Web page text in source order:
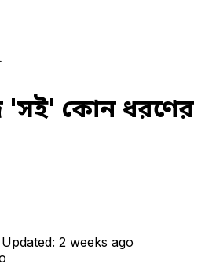
'সই' কোন ধরণের
Updated: 2 weeks ago